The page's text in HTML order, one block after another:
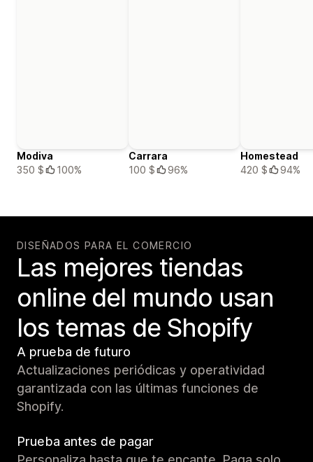
Modiva
350 $
100%
Carrara
100 $
96%
Homestead
420 $
94%
DISEÑADOS PARA EL COMERCIO
Las mejores tiendas
online del mundo usan
los temas de Shopify
A prueba de futuro
Actualizaciones periódicas y operatividad
garantizada con las últimas funciones de
Shopify.
Prueba antes de pagar